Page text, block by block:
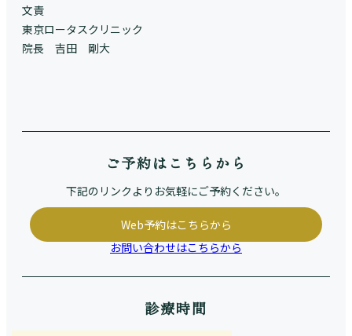
文責
東京ロータスクリニック
院長 吉田 剛大
ご予約はこちらから
下記のリンクよりお気軽にご予約ください。
Web予約はこちらから
お問い合わせはこちらから
診療時間